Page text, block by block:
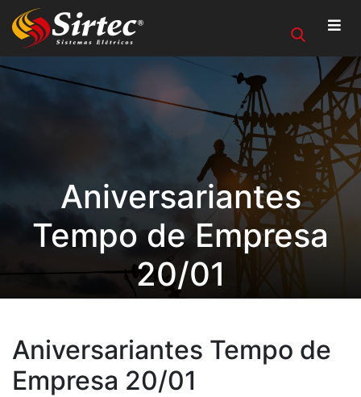
Aniversariantes
Tempo de Empresa
20/01
Aniversariantes Tempo de
Empresa 20/01